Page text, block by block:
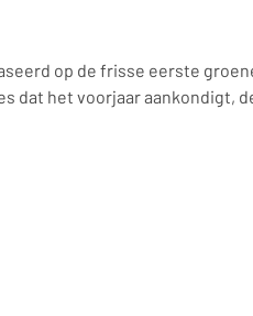
op de frisse eerste
dat het voorjaar aankondigt,